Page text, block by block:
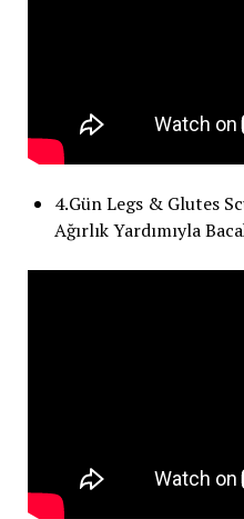
4.Gün Legs & Glutes
Ağırlık Yardımıyla